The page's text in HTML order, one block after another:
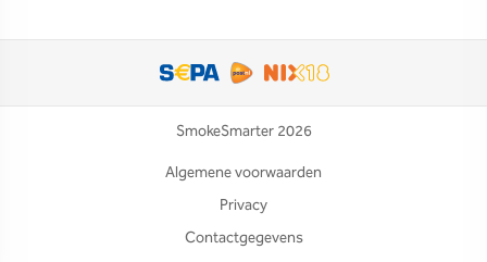
SmokeSmarter 2026
Algemene voorwaarden
Privacy
Contactgegevens